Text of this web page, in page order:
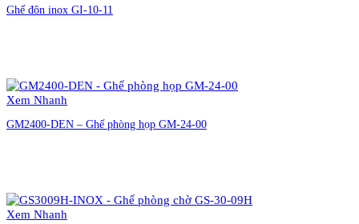
Ghế đôn inox GI-10-11
Xem Nhanh
GM2400-DEN – Ghế phòng họp GM-24-00
Xem Nhanh